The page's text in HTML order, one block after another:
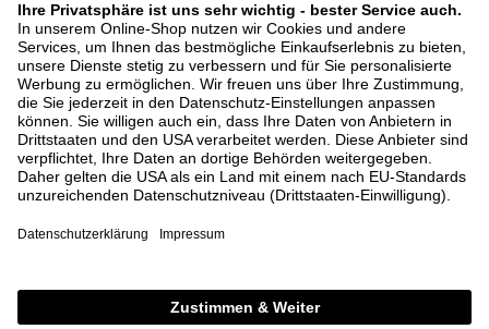
KONTAKT
COOKIES
MEN'S WORLD: BRAUN HAMBURG
Ein Unternehmen der Unger GmbH & Co. KG
EINKAUF VON 400 € NACH RETOURE, NICHT
CHECKOUT. GUTSCHEINE, REDUZIERTE ARTIKEL
SOWIE VEREINZELTE MARKEN SIND VON DER